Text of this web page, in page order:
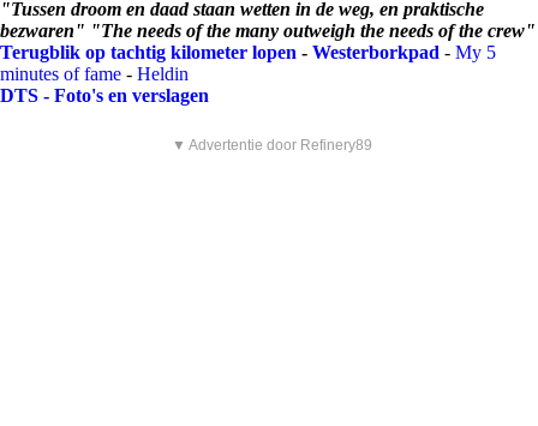
"Tussen droom en daad staan wetten in de weg, en praktische
bezwaren" "The needs of the many outweigh the needs of the crew"
Terugblik op tachtig kilometer lopen - Westerborkpad - My 5
minutes of fame - Heldin
DTS - Foto's en verslagen
▼ Advertentie door Refinery89